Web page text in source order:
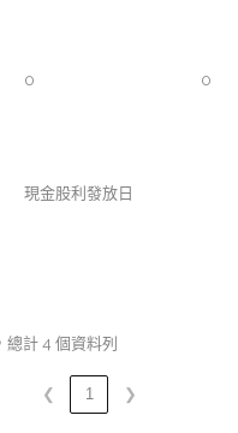
0 0
現金股利發放日
總計 4 個資料列
❮ 1 ❯